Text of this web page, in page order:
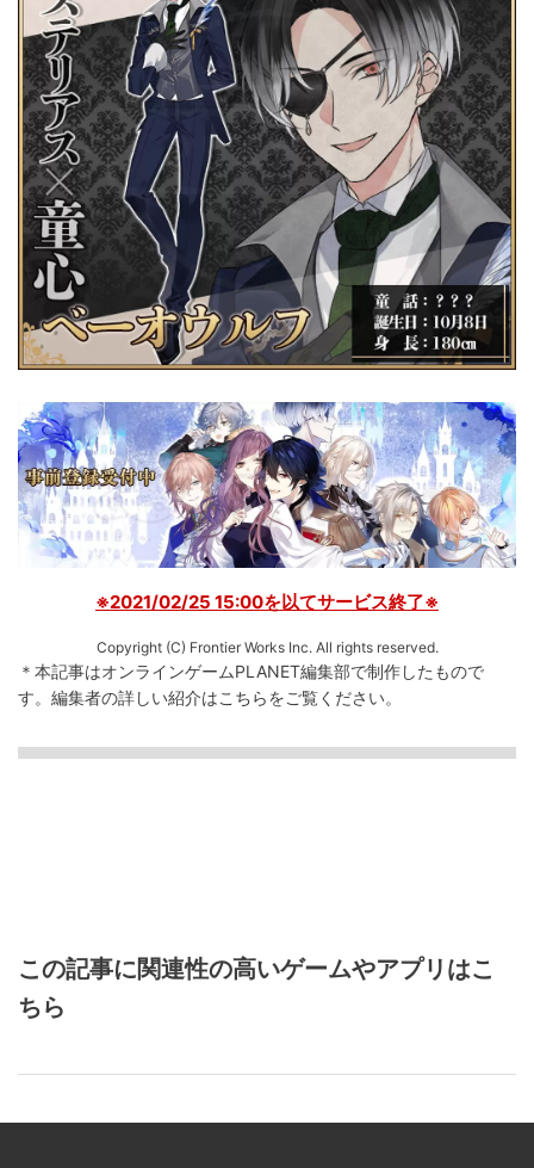
※2021/02/25 15:00を以てサービス終了※
Copyright (C) Frontier Works Inc. All rights reserved.
＊本記事はオンラインゲームPLANET編集部で制作したもので
す。 編集者の詳しい紹介はこちらをご覧ください。
この記事に関連性の高いゲームやアプリはこ
ちら